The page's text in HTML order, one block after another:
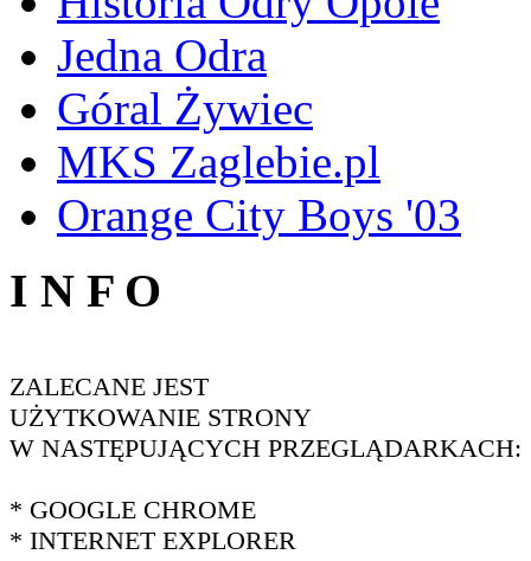
Jedna Odra
Góral Żywiec
MKS Zaglebie.pl
Orange City Boys '03
I N F O
ZALECANE JEST
UŻYTKOWANIE STRONY
W NASTĘPUJĄCYCH PRZEGLĄDARKACH:
* GOOGLE CHROME
* INTERNET EXPLORER